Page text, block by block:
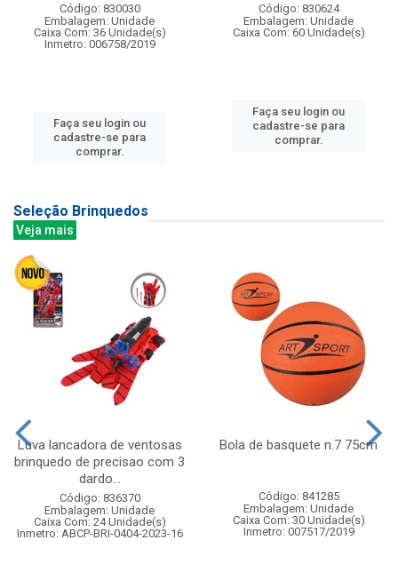
Código: 830030
Embalagem: Unidade
Caixa Com: 36 Unidade(s)
Inmetro: 006758/2019
Faça seu login ou
cadastre-se para
comprar.
Código: 830624
Embalagem: Unidade
Caixa Com: 60 Unidade(s)
Faça seu login ou
cadastre-se para
comprar.
Seleção Brinquedos
Veja mais
Luva lancadora de ventosas
brinquedo de precisao com 3
dardo...
Código: 836370
Embalagem: Unidade
Caixa Com: 24 Unidade(s)
Inmetro: ABCP-BRI-0404-2023-16
Bola de basquete n.7 75cm
Código: 841285
Embalagem: Unidade
Caixa Com: 30 Unidade(s)
Inmetro: 007517/2019